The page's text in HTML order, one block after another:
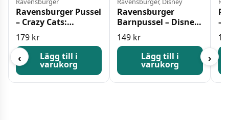
‹
Ravensburger Pussel
– Crazy Cats:
Sytillbehör 1000
Bitar
179 kr
Lägg till i
varukorg
Ravensburger
Barnpussel – Disney
Musse Pigg 300 Bitar
149 kr
Lägg till i
varukorg
–
›